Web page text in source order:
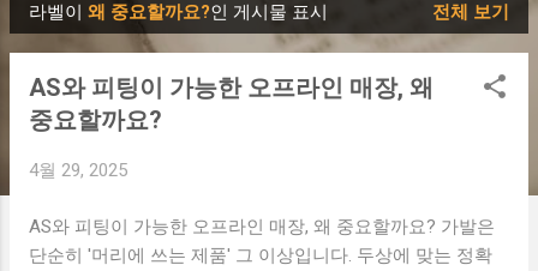
글
라벨이 왜 중요할까요?인 게시물 표시 전체 보기
AS와 피팅이 가능한 오프라인 매장, 왜
중요할까요?
4월 29, 2025
AS와 피팅이 가능한 오프라인 매장, 왜 중요할까요? 가발은
단순히 '머리에 쓰는 제품' 그 이상입니다. 두상에 맞는 정확